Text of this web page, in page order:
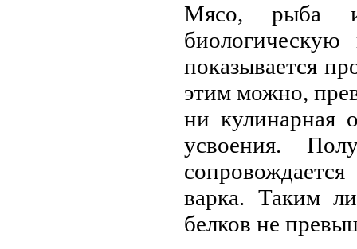
Мясо, рыба и
показывается
этим можно,
ни кулинарная
усвоения.
варка. Таким
белков не